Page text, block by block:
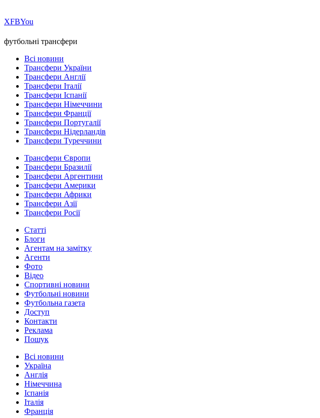
ХFBYou
футбольні трансфери
Всі новини
Трансфери України
Трансфери Англії
Трансфери Італії
Трансфери Іспанії
Трансфери Німеччини
Трансфери Франції
Трансфери Португалії
Трансфери Нідерландів
Трансфери Туреччини
Трансфери Європи
Трансфери Бразилії
Трансфери Аргентини
Трансфери Америки
Трансфери Африки
Трансфери Азії
Трансфери Росії
Статті
Блоги
Агентам на замітку
Агенти
Фото
Відео
Спортивні новини
Футбольні новини
Футбольна газета
Доступ
Контакти
Реклама
Пошук
Всі новини
Україна
Англія
Німеччина
Іспанія
Італія
Франція